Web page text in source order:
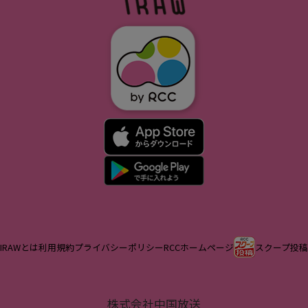
IRAWとは利用規約プライバシーポリシーRCCホームページ スクープ投稿
株式会社中国放送